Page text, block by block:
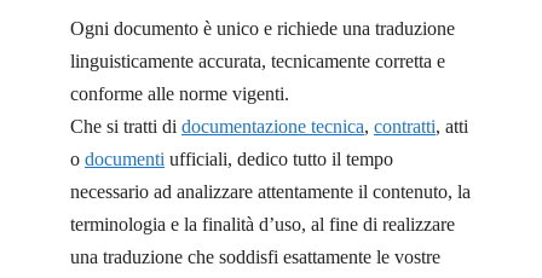
Ogni documento è unico e richiede una traduzione
linguisticamente accurata, tecnicamente corretta e
conforme alle norme vigenti.
Che si tratti di documentazione tecnica, contratti, atti
o documenti ufficiali, dedico tutto il tempo
necessario ad analizzare attentamente il contenuto, la
terminologia e la finalità d’uso, al fine di realizzare
una traduzione che soddisfi esattamente le vostre